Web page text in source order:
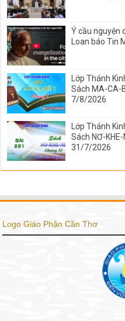
Ý cầu nguyện
Loan báo Tin
Lớp Thánh
Sách MA-CA-
7/8/2026
Lớp Thánh
Sách NƠ-
31/7/2026
Logo Giáo Phận Cần Thơ